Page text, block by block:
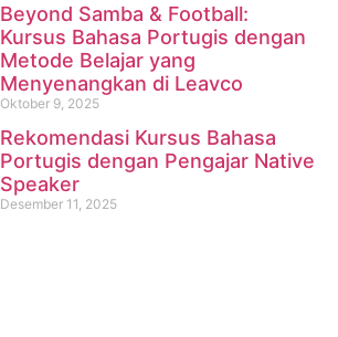
Beyond Samba & Football:
Kursus Bahasa Portugis dengan
Metode Belajar yang
Menyenangkan di Leavco
Oktober 9, 2025
Rekomendasi Kursus Bahasa
Portugis dengan Pengajar Native
Speaker
Desember 11, 2025